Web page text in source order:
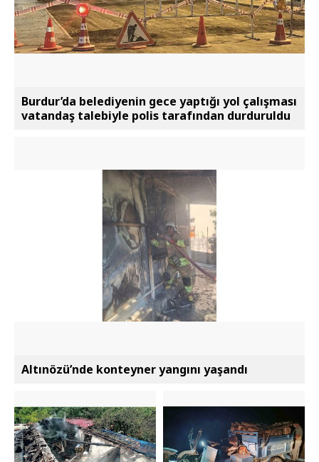
Burdur’da belediyenin gece yaptığı yol çalışması
vatandaş talebiyle polis tarafından durduruldu
Altınözü’nde konteyner yangını yaşandı